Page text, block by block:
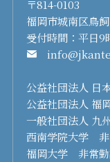
〒814-0103
福岡市城南区鳥
受付時間：平日9
公益社団法人 日
公益社団法人 福
一般社団法人 九
西南学院大学 非
福岡大学 非常勤